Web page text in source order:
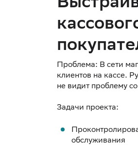
Проблема: В сети
клиентов на кассе.
не видит проблему
обслуживания